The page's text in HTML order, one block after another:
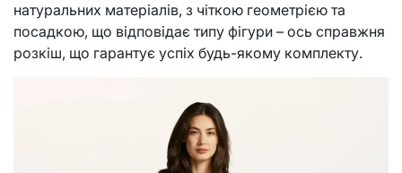
натуральних матеріалів, з чіткою геометрією та
посадкою, що відповідає типу фігури – ось справжня
розкіш, що гарантує успіх будь-якому комплекту.